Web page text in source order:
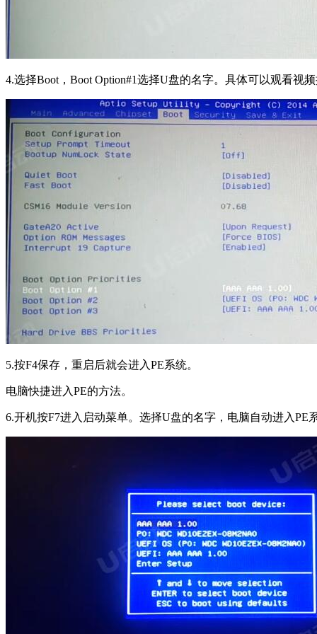
4.选择Boot，Boot Option#1选择U盘的名字。具体可以观看视
5.按F4保存，重启后就会进入PE系统。
电脑快捷进入PE的方法。
6.开机按F7进入启动菜单。选择U盘的名字，电脑自动进入PE